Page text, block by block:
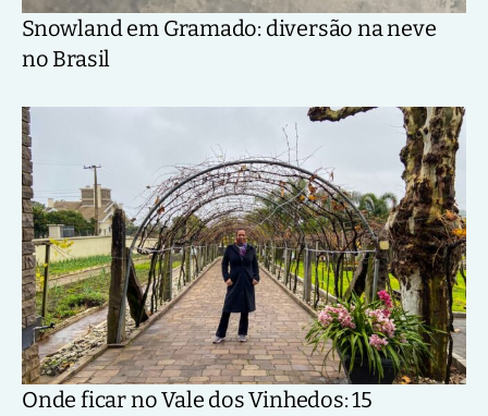
Snowland em Gramado: diversão na neve
no Brasil
Onde ficar no Vale dos Vinhedos: 15